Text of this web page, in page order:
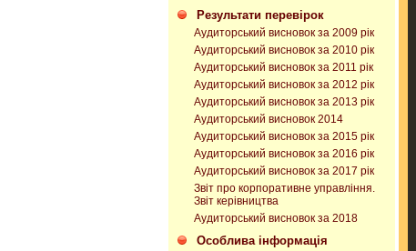
Результати перевірок
Аудиторський висновок за 2009 рік
Аудиторський висновок за 2010 рік
Аудиторський висновок за 2011 рік
Аудиторський висновок за 2012 рік
Аудиторський висновок за 2013 рік
Аудиторський висновок 2014
Аудиторський висновок за 2015 рік
Аудиторський висновок за 2016 рік
Аудиторський висновок за 2017 рік
Звіт про корпоративне управління.
Звіт керівництва
Аудиторський висновок за 2018
Особлива інформація